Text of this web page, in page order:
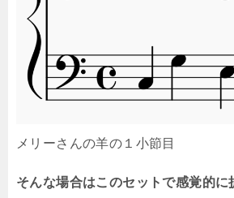
メリーさんの羊の１小節目
そんな場合はこのセットで感覚的に